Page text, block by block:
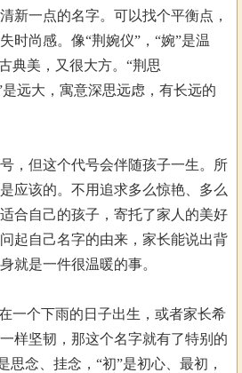
新一点的名字。可以找个平衡点，
时尚感。像“荆婉仪”，“婉”是温
典美，又很大方。“荆思
是远大，寓意深思远虑，有长远的
，但这个代号会伴随孩子一生。所
应该的。不用追求多么惊艳、多么
合自己的孩子，寄托了家人的美好
起自己名字的由来，家长能说出背
就是一件很温暖的事。
一个下雨的日子出生，或者家长希
样坚韧，那这个名字就有了特别的
思念、挂念，“初”是初心、最初，